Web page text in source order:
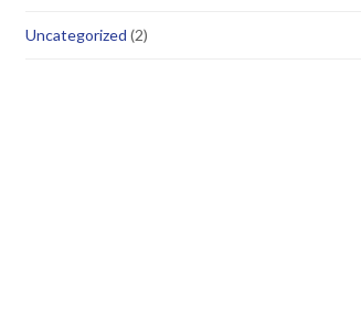
Uncategorized (2)